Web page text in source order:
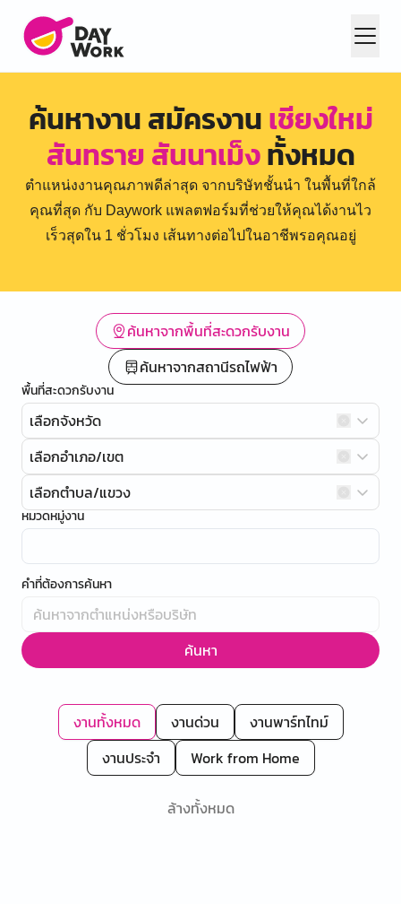
ค้นหางาน สมัครงานเชียงใหม่
สันทราย สันนาเม็งทั้งหมด
ตำแหน่งงานคุณภาพดีล่าสุด จากบริษัทชั้นนำ ในพื้นที่ใกล้
คุณที่สุด กับ Daywork แพลตฟอร์มที่ช่วยให้คุณได้งานไว
เร็วสุดใน 1 ชั่วโมง เส้นทางต่อไปในอาชีพรอคุณอยู่
ค้นหาจากพื้นที่สะดวกรับงาน
ค้นหาจากสถานีรถไฟฟ้า
พื้นที่สะดวกรับงาน
เลือกจังหวัด
เลือกอำเภอ/เขต
เลือกตำบล/แขวง
หมวดหมู่งาน
คำที่ต้องการค้นหา
ค้นหา
งานทั้งหมด งานด่วน
งานพาร์ทไทม์
งานประจำ
Work from Home
ล้างทั้งหมด